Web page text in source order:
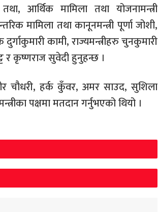
आर्थिक मामिला तथा योजनामन्त्री
मामिला तथा कानूनमन्त्री पूर्णा जोशी,
कामी, राज्यमन्त्रीहरु चुनकुमारी
र कृष्णराज सुवेदी हुनुहन्छ ।
चौधरी, हर्क कुँवर, अमर साउद, सुशिला
पक्षमा मतदान गर्नुभएको थियो ।